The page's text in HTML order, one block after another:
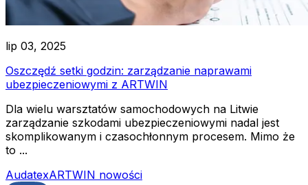
lip 03, 2025
Oszczędź setki godzin: zarządzanie naprawami
ubezpieczeniowymi z ARTWIN
Dla wielu warsztatów samochodowych na Litwie
zarządzanie szkodami ubezpieczeniowymi nadal jest
skomplikowanym i czasochłonnym procesem. Mimo że
to ...
AudatexARTWIN nowości